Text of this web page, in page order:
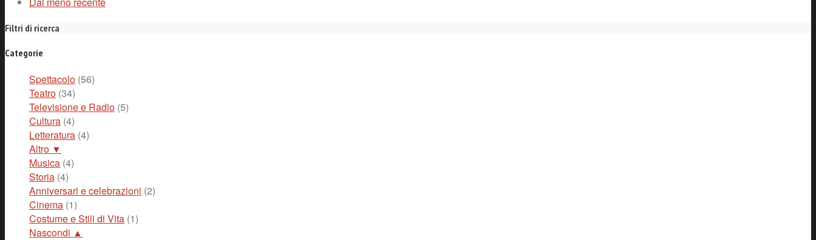
Filtri di ricerca
Categorie
Spettacolo (56)
Teatro (34)
Televisione e Radio (5)
Cultura (4)
Letteratura (4)
Altro ▼
Musica (4)
Storia (4)
Anniversari e celebrazioni (2)
Cinema (1)
Costume e Stili di Vita (1)
Nascondi ▲